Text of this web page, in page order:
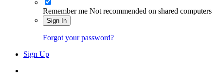
Remember me Not recommended on shared computers
Sign In
Forgot your password?
Sign Up